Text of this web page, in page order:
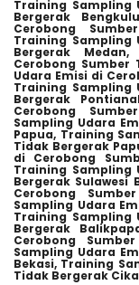
Training Sampling
Bergerak
Cerobong
Training Sampling
Bergerak Medan,
Cerobong Sumber
Udara Emisi di
Training Sampling
Bergerak
Cerobong
Sampling Udara
Papua, Training
Tidak Bergerak
di Cerobong
Training Sampling
Bergerak Sulawesi
Cerobong
Sampling Udara
Training Sampling
Bergerak
Cerobong
Sampling Udara
Bekasi, Training
Tidak Bergerak